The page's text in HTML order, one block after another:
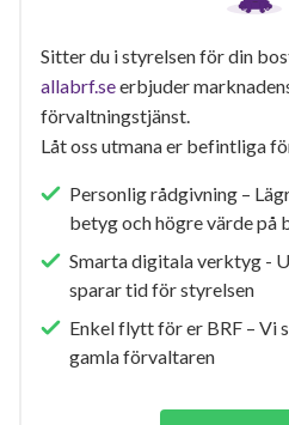
Sitter du i styrelsen för din
allabrf.seerbjuder
förvaltningstjänst.
Låt oss utmana er befintliga
Personlig rådgivning –
betyg och högre värde på
Smarta digitala verktyg -
sparar tid för styrelsen
Enkel flytt för er BRF – Vi
gamla förvaltaren